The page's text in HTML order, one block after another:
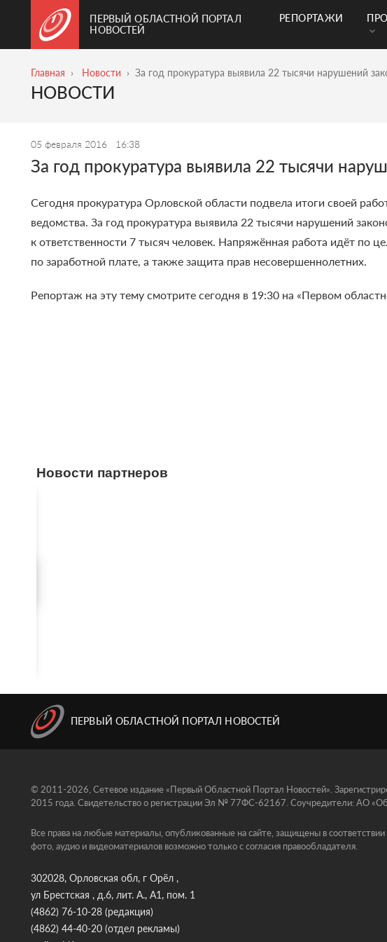
ПЕРВЫЙ ОБЛАСТНОЙ ПОРТАЛ
НОВОСТЕЙ
РЕПОРТАЖИ
Главная Новости За год прокуратура выявила 22 тысячи нарушений
НОВОСТИ
05 февраля 2016 16:38
За год прокуратура выявила 22 тысячи
Сегодня прокуратура Орловской области подвела итоги своей
ведомства. За год прокуратура выявила 22 тысячи нарушений
к ответственности 7 тысяч человек. Напряжённая работа идёт
по заработной плате, а также защита прав несовершеннолетних.
Репортаж на эту тему смотрите сегодня в 19:30 на «Первом
Новости партнеров
ПЕРВЫЙ ОБЛАСТНОЙ ПОРТАЛ НОВОСТЕЙ
© 2011-2026, Сетевое издание «Первый Областной Портал Новостей».
2015 года. Свидетельство о регистрации Эл № 77ФС-62167. Соучредители: АО
Все права на любые материалы, опубликованные на сайте, защищены в
фото, аудио и видеоматериалов возможно только с согласия правообладателя.
302028, Орловская обл, г Орёл ,
ул Брестская , д.6, лит. А., А1, пом. 1
(4862) 76-10-28 (редакция)
(4862) 44-40-20 (отдел рекламы)